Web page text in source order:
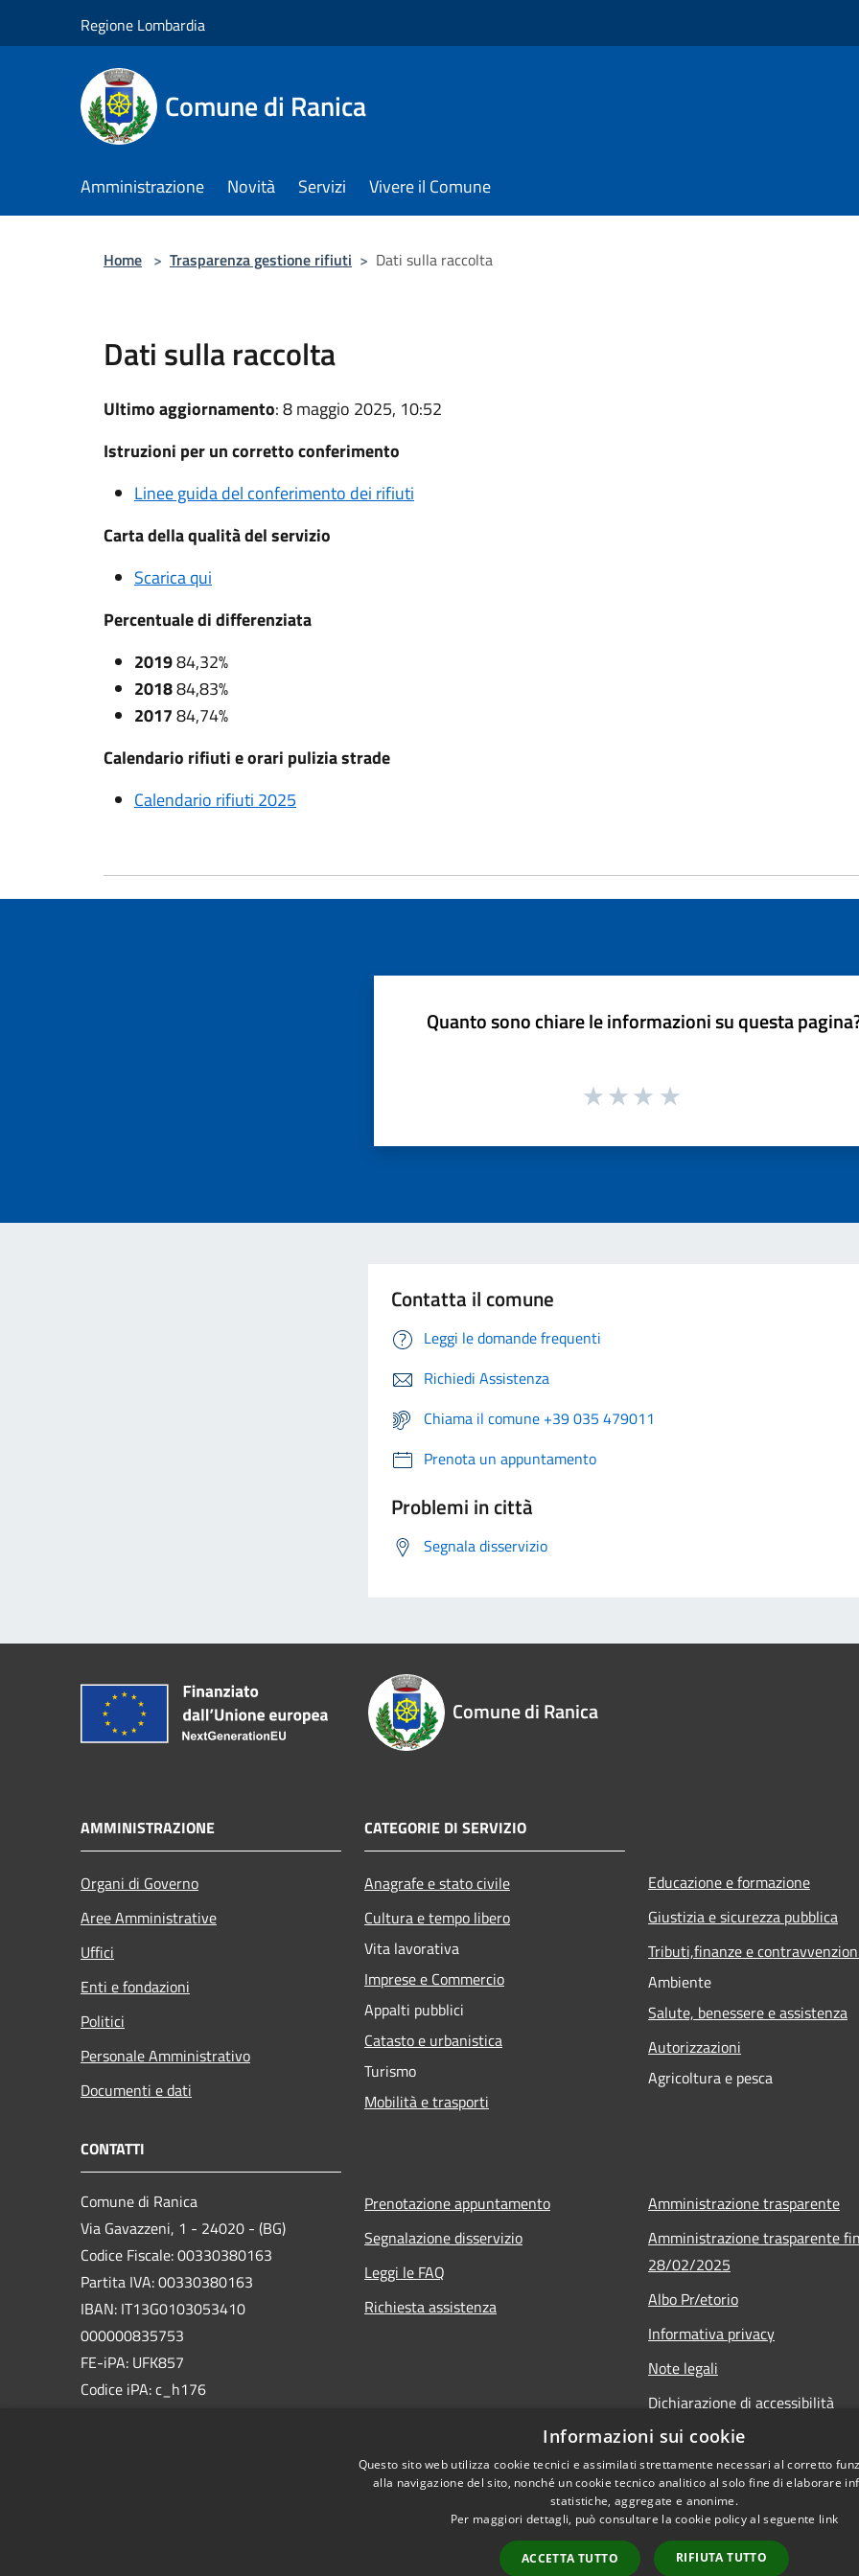
Regione Lombardia
Comune di Ranica
Amministrazione Novità Servizi Vivere il Comune
Home > Trasparenza gestione rifiuti > Dati sulla raccolta
Dati sulla raccolta
Ultimo aggiornamento: 8 maggio 2025, 10:52
Istruzioni per un corretto conferimento
Linee guida del conferimento dei rifiuti
Carta della qualità del servizio
Scarica qui
Percentuale di differenziata
201984,32%
201884,83%
201784,74%
Calendario rifiuti e orari pulizia strade
Calendario rifiuti 2025
Quanto sono chiare le informazioni su questa
Contatta il comune
Leggi le domande frequenti
Richiedi Assistenza
Chiama il comune +39 035 479011
Prenota un appuntamento
Problemi in città
Segnala disservizio
Comune di Ranica
AMMINISTRAZIONE
Organi di Governo
Aree Amministrative
Uffici
Enti e fondazioni
Politici
Personale Amministrativo
Documenti e dati
CATEGORIE DI SERVIZIO
Anagrafe e stato civile
Cultura e tempo libero
Vita lavorativa
Imprese e Commercio
Appalti pubblici
Catasto e urbanistica
Turismo
Mobilità e trasporti
Educazione e formazione
Giustizia e sicurezza pubblica
Tributi,finanze e
Ambiente
Salute, benessere e assistenza
Autorizzazioni
Agricoltura e pesca
CONTATTI
Comune di Ranica
Via Gavazzeni, 1 - 24020 - (BG)
Codice Fiscale: 00330380163
Partita IVA: 00330380163
IBAN: IT13G0103053410
000000835753
FE-iPA: UFK857
Codice iPA: c_h176
Prenotazione appuntamento
Segnalazione disservizio
Leggi le FAQ
Richiesta assistenza
Amministrazione trasparente
Amministrazione trasparente
28/02/2025
Albo Pr/etorio
Informativa privacy
Note legali
Dichiarazione di accessibilità
Obiettivi di accessibilità
Informazioni sui cookie
Questo sito web utilizza cookie tecnici e assimilati strettamente necessari al corretto
alla navigazione del sito, nonché un cookie tecnico analitico al solo fine di elaborare
statistiche, aggregate e anonime.
Per maggiori dettagli, può consultare la cookie policy al seguente link
ACCETTA TUTTO RIFIUTA TUTTO